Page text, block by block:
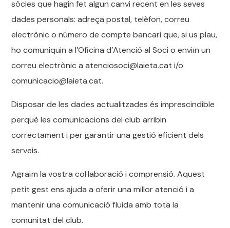
sòcies que hagin fet algun canvi recent en les seves
dades personals: adreça postal, telèfon, correu
electrònic o número de compte bancari que, si us plau,
ho comuniquin a l’Oficina d’Atenció al Soci o enviïn un
correu electrònic a atenciosoci@laieta.cat i/o
comunicacio@laieta.cat.
Disposar de les dades actualitzades és imprescindible
perquè les comunicacions del club arribin
correctament i per garantir una gestió eficient dels
serveis.
Agraïm la vostra col·laboració i comprensió. Aquest
petit gest ens ajuda a oferir una millor atenció i a
mantenir una comunicació fluida amb tota la
comunitat del club.